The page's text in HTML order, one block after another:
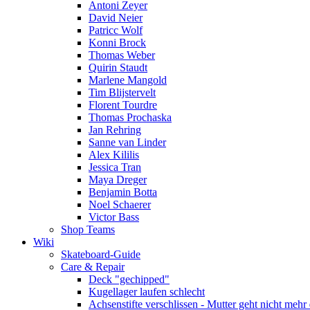
Antoni Zeyer
David Neier
Patricc Wolf
Konni Brock
Thomas Weber
Quirin Staudt
Marlene Mangold
Tim Blijstervelt
Florent Tourdre
Thomas Prochaska
Jan Rehring
Sanne van Linder
Alex Kililis
Jessica Tran
Maya Dreger
Benjamin Botta
Noel Schaerer
Victor Bass
Shop Teams
Wiki
Skateboard-Guide
Care & Repair
Deck "gechipped"
Kugellager laufen schlecht
Achsenstifte verschlissen - Mutter geht nicht mehr